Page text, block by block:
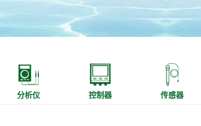
分析仪 控制器 传感器